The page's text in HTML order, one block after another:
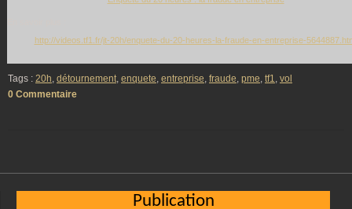
http://videos.tf1.fr/jt-20h/enquete-du-20-heures-la-fraude-en-entreprise-
Tags : 20h, détournement, enquete, entreprise, fraude, pme, tf1, vol
0 Commentaire
Publication